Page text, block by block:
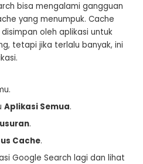
bisa mengalami gangguan
yang menumpuk. Cache
oleh aplikasi untuk
tetapi jika terlalu banyak, ini
Aplikasi Semua.
.
Cache.
Google Search lagi dan lihat